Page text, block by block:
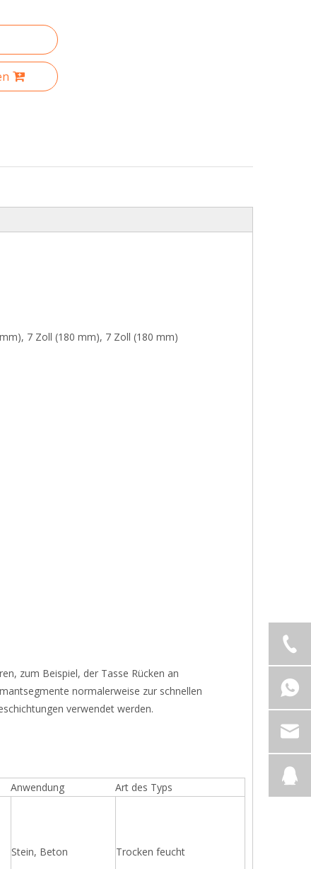
7 Zoll (180 mm), 7 Zoll (180 mm)
zum Beispiel, der Tasse Rücken an
normalerweise zur schnellen
verwendet werden.
Anwendung
Art des Typs
Stein, Beton Trocken feucht